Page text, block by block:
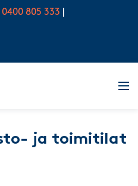
0400 805 333
ja toimitilat